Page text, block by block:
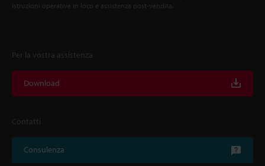
istruzioni operative in loco e assistenza post-vendita.
Per la vostra assistenza
Download
Contatti
Consulenza